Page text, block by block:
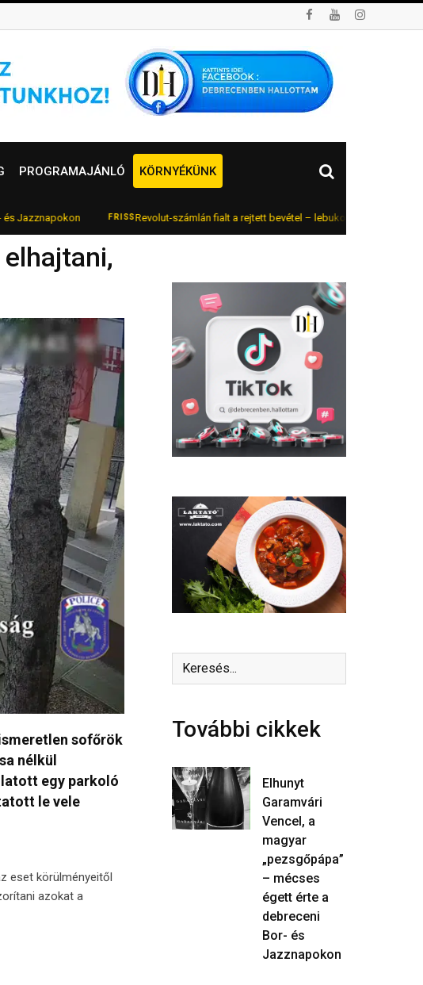
PROGRAMAJÁNLÓ KÖRNYÉKÜNK
FRISS Revolut-számlán fialt a rejtett bevétel – lebukott az online autókereskedő
sofőrök
nélkül
egy parkoló
le vele
eset körülményeitől
azokat a
További cikkek
Elhunyt
Garamvári
Vencel, a
magyar
„pezsgőpápa”
– mécses
égett érte a
debreceni
Bor- és
Jazznapokon